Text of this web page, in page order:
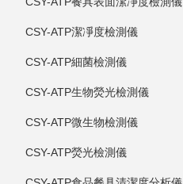
CSY-ATP潔凈度檢測儀
CSY-ATP細菌檢測儀
CSY-ATP生物熒光檢測儀
CSY-ATP微生物檢測儀
CSY-ATP熒光檢測儀